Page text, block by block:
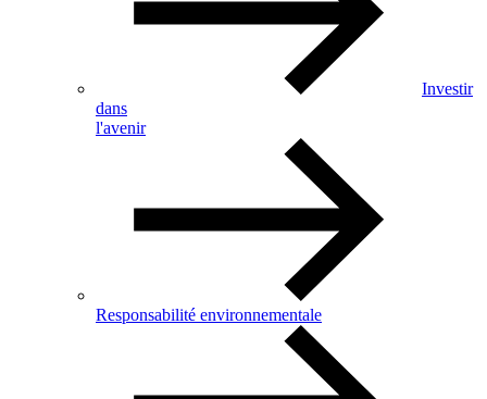
Investir
dans
l'avenir
Responsabilité environnementale